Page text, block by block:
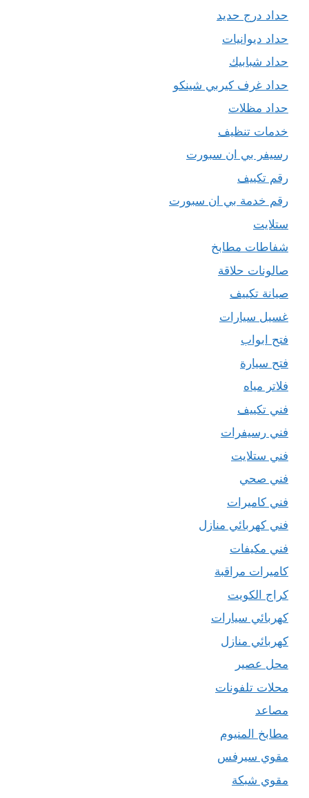
حداد درج حديد
حداد ديوانيات
حداد شبابيك
حداد غرف كيربي شينكو
حداد مظلات
خدمات تنظيف
رسيفر بي ان سبورت
رقم تكييف
رقم خدمة بي ان سبورت
ستلايت
شفاطات مطابخ
صالونات حلاقة
صيانة تكييف
غسيل سيارات
فتح ابواب
فتح سيارة
فلاتر مياه
فني تكييف
فني رسيفرات
فني ستلايت
فني صحي
فني كاميرات
فني كهربائي منازل
فني مكيفات
كاميرات مراقبة
كراج الكويت
كهربائي سيارات
كهربائي منازل
محل عصير
محلات تلفونات
مصاعد
مطابخ المنيوم
مقوي سيرفس
مقوي شبكة